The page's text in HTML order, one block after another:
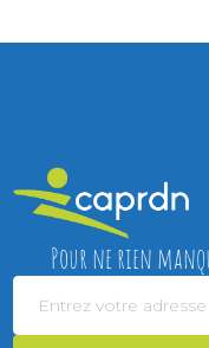
Pour ne rien